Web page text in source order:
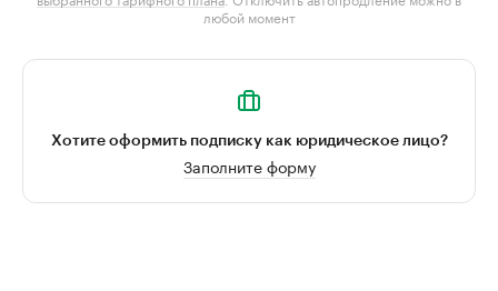
любой момент
Хотите оформить подписку как юридическое лицо?
Заполните форму